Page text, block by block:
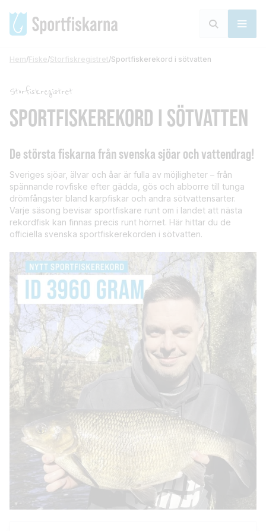
Hem/Fiske/Storfiskregistret/Sportfiskerekord i sötvatten
Storfiskregistret
SPORTFISKEREKORD I SÖTVATTEN
De största fiskarna från svenska sjöar och vattendrag!
Sveriges sjöar, älvar och åar är fulla av möjligheter – från
spännande rovfiske efter gädda, gös och abborre till tunga
drömfångster bland karpfiskar och andra sötvattensarter.
Varje säsong bevisar sportfiskare runt om i landet att nästa
rekordfisk kan finnas precis runt hörnet. Här hittar du de
officiella svenska sportfiskerekorden i sötvatten.